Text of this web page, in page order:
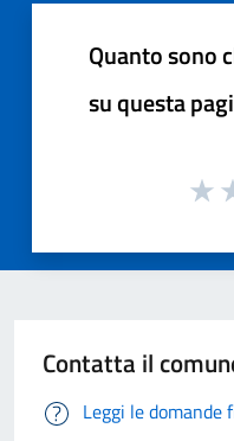
Quanto sono
su questa
Contatta il
Leggi le domande